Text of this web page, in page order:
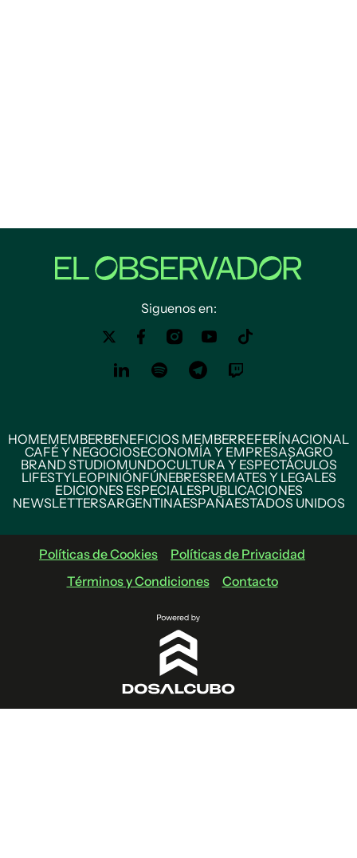
Siguenos en:
HOMEMEMBERBENEFICIOS MEMBERREFERÍNACIONAL
CAFÉ Y NEGOCIOSECONOMÍA Y EMPRESASAGRO
BRAND STUDIOMUNDOCULTURA Y ESPECTÁCULOS
LIFESTYLEOPINIÓNFÚNEBRESREMATES Y LEGALES
EDICIONES ESPECIALESPUBLICACIONES
NEWSLETTERSARGENTINAESPAÑAESTADOS UNIDOS
Políticas de Cookies
Políticas de Privacidad
Términos y Condiciones
Contacto